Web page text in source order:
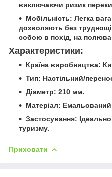
виключаючи ризик
Мобільність: Легка
дозволяють без
собою в похід, на
Характеристики:
Країна виробництва:
Тип: Настільний/
Діаметр: 210 мм.
Матеріал: Емальований
Застосування:
туризму.
Приховати